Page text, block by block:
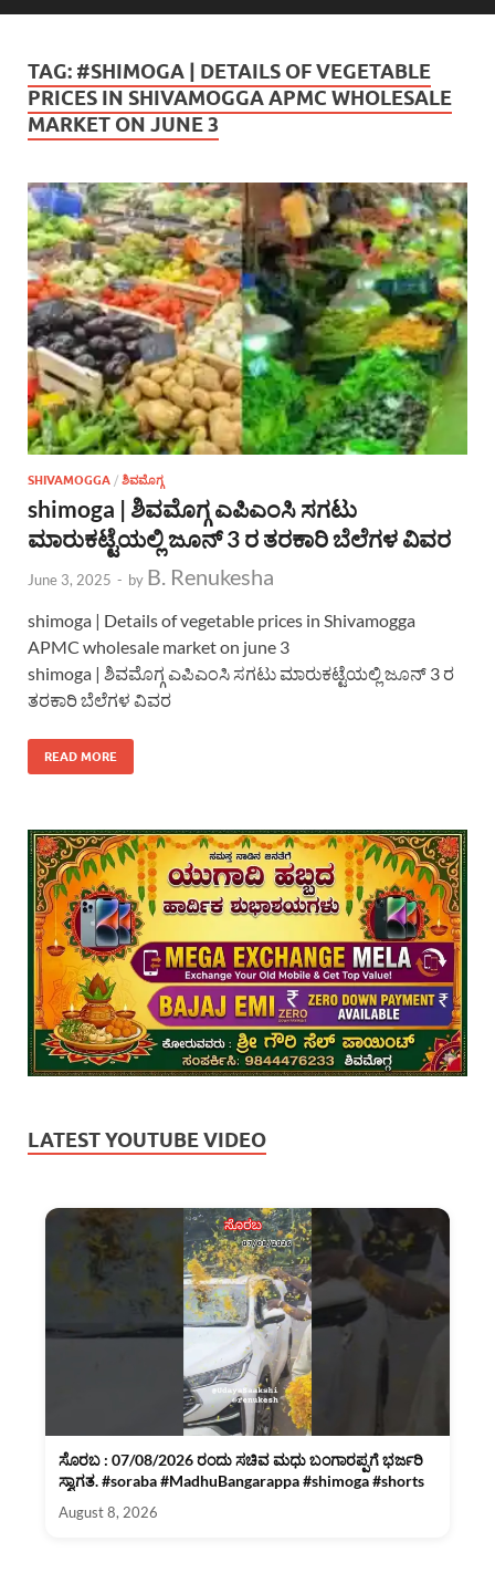
TAG: #SHIMOGA | DETAILS OF VEGETABLE
PRICES IN SHIVAMOGGA APMC WHOLESALE
MARKET ON JUNE 3
SHIVAMOGGA / ಶಿವಮೊಗ್ಗ
shimoga | ಶಿವಮೊಗ್ಗ ಎಪಿಎಂಸಿ ಸಗಟು
ಮಾರುಕಟ್ಟೆಯಲ್ಲಿ ಜೂನ್ 3 ರ ತರಕಾರಿ ಬೆಲೆಗಳ ವಿವರ
June 3, 2025 - by B. Renukesha
shimoga | Details of vegetable prices in Shivamogga
APMC wholesale market on june 3
shimoga | ಶಿವಮೊಗ್ಗ ಎಪಿಎಂಸಿ ಸಗಟು ಮಾರುಕಟ್ಟೆಯಲ್ಲಿ ಜೂನ್ 3 ರ
ತರಕಾರಿ ಬೆಲೆಗಳ ವಿವರ
READ MORE
LATEST YOUTUBE VIDEO
ಸೊರಬ : 07/08/2026 ರಂದು ಸಚಿವ ಮಧು ಬಂಗಾರಪ್ಪಗೆ ಭರ್ಜರಿ
ಸ್ವಾಗತ. #soraba #MadhuBangarappa #shimoga #shorts
August 8, 2026